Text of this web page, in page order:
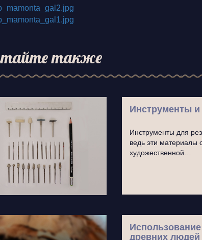
также
Инструменты
Инструменты для
ведь эти материалы
художественной…
древних людей